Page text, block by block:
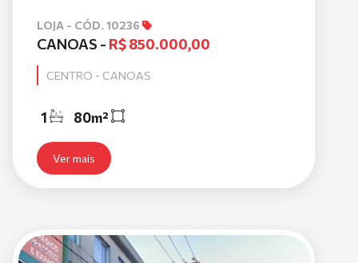
LOJA - CÓD. 10236
CANOAS - R$ 850.000,00
CENTRO - CANOAS
1 80m²
Ver mais